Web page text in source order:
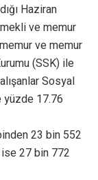
Haziran
ve memur
ve memur
(SSK) ile
Sosyal
yüzde 17.76
23 bin 552
ise 27 bin 772